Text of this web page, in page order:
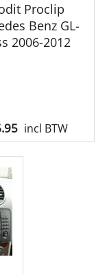
Proclip
Benz GL-
2006-2012
incl BTW